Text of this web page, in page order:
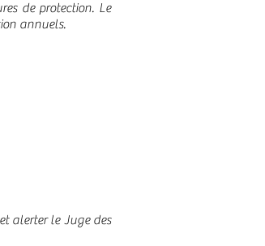
de protection. Le
annuels.
alerter le Juge des